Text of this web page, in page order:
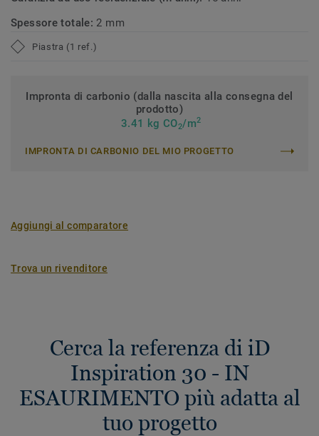
Spessore totale: 2 mm
Piastra (1 ref.)
Impronta di carbonio (dalla nascita alla consegna del
prodotto)
3.41 kg CO2/m2
IMPRONTA DI CARBONIO DEL MIO PROGETTO
Aggiungi al comparatore
Trova un rivenditore
Cerca la referenza di iD
Inspiration 30 - IN
ESAURIMENTO più adatta al
tuo progetto